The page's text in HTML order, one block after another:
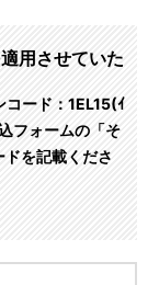
用させていた
ード：1EL15(ｲ
フォームの「そ
を記載くださ